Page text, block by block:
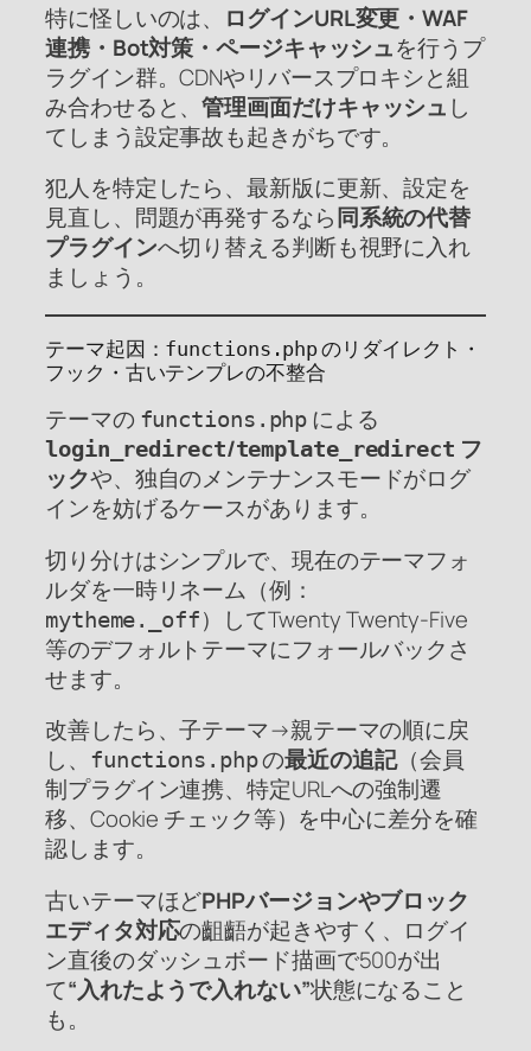
特に怪しいのは、
ログインURL変更・WAF
連携・Bot対策・ページキャッシュを行うプ
ラグイン群。CDNやリバースプロキシと組
み合わせると、管理画面だけキャッシュ し
てしまう設定事故も起きがちです。
犯人を特定したら、最新版に更新、設定を
見直し、問題が再発するなら同系統の代替
プラグインへ切り替える判断も視野に入れ
ましょう。
テーマ起因： functions.phpのリダイレクト・
フック・古いテンプレの不整合
テーマの functions.php による
login_redirect/template_redirect フ
ックや、独自のメンテナンスモードがログ
インを妨げるケースがあります。
切り分けはシンプルで、現在のテーマフォ
ルダを一時リネーム（例：
mytheme._off）してTwenty Twenty-Five
等のデフォルトテーマにフォールバックさ
せます。
改善したら、子テーマ→親テーマの順に戻
し、
functions.phpの最近の追記（会員
制プラグイン連携、特定URLへの強制遷
移、Cookie チェック等）を中心に差分を確
認します。
古いテーマほどPHPバージョンやブロック
エディタ対応の齟齬が起きやすく、ログイ
ン直後のダッシュボード描画で500が出
て“入れたようで入れない”状態になること
も。